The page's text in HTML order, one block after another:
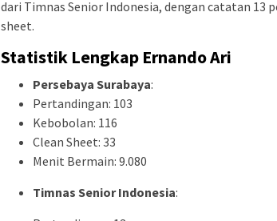
dari Timnas Senior Indonesia, dengan catatan 13
sheet.
Statistik Lengkap Ernando Ari
Persebaya Surabaya:
Pertandingan: 103
Kebobolan: 116
Clean Sheet: 33
Menit Bermain: 9.080
Timnas Senior Indonesia: